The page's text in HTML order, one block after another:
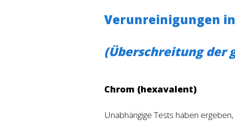
Verunreinigungen
(Überschreitung der
Chrom (hexavalent)
Unabhängige Tests haben